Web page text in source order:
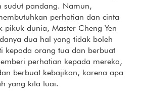
sudut pandang. Namun,
perhatian dan cinta
pikuk dunia, Master Cheng Yen
dua hal yang tidak boleh
kepada orang tua dan berbuat
perhatian kepada mereka,
berbuat kebajikan, karena apa
yang kita tuai.